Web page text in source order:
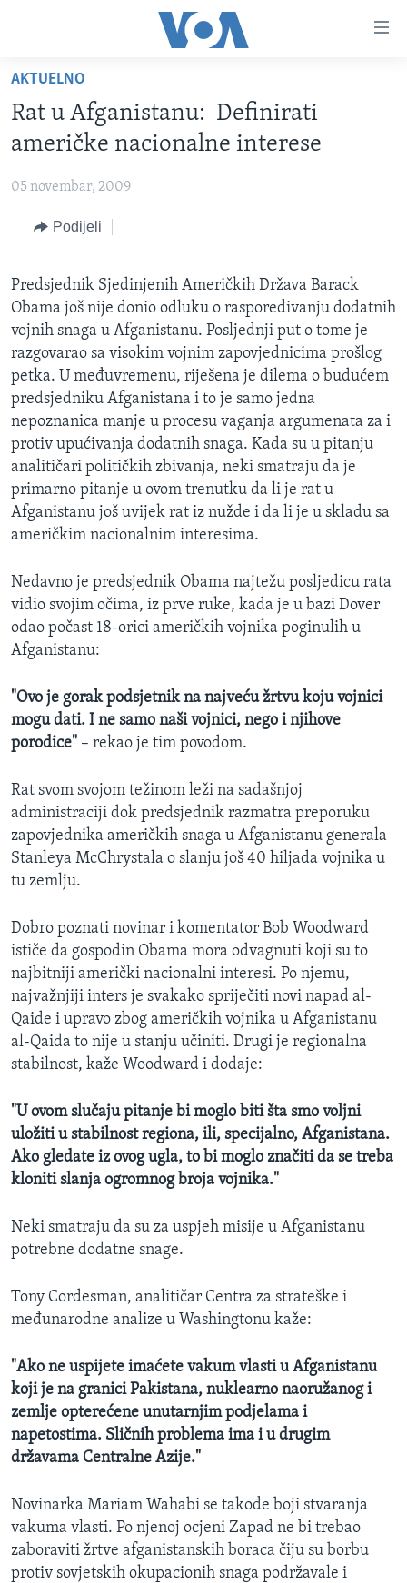
glavni
sadržaj
na
glavnu
TV PROGRAM
VIJESTI
SJEDINJENE AMERIČKE DRŽAVE
SVIJET
NAUKA I TEHNOLOGIJA
KORUPCIJA
SLOBODA MEDIJA
ŽENSKA STRANA
IZBJEGLIČKA STRANA
MAGAZIN
O GLASU AMERIKE
Learning English
Jezici
AKTUELNO
Rat u Afganistanu: Definirati
američke nacionalne interese
05 novembar, 2009
Podijeli
Predsjednik Sjedinjenih Američkih Država Barack
Obama još nije donio odluku o raspoređivanju dodatnih
vojnih snaga u Afganistanu. Posljednji put o tome je
razgovarao sa visokim vojnim zapovjednicima prošlog
petka. U međuvremenu, riješena je dilema o budućem
predsjedniku Afganistana i to je samo jedna
nepoznanica manje u procesu vaganja argumenata za i
protiv upućivanja dodatnih snaga. Kada su u pitanju
analitičari političkih zbivanja, neki smatraju da je
primarno pitanje u ovom trenutku da li je rat u
Afganistanu još uvijek rat iz nužde i da li je u skladu sa
američkim nacionalnim interesima.
Nedavno je predsjednik Obama najtežu posljedicu rata
vidio svojim očima, iz prve ruke, kada je u bazi Dover
odao počast 18-orici američkih vojnika poginulih u
Afganistanu:
"Ovo je gorak podsjetnik na najveću žrtvu koju vojnici
mogu dati. I ne samo naši vojnici, nego i njihove
porodice" – rekao je tim povodom.
Rat svom svojom težinom leži na sadašnjoj
administraciji dok predsjednik razmatra preporuku
zapovjednika američkih snaga u Afganistanu generala
Stanleya McChrystala o slanju još 40 hiljada vojnika u
tu zemlju.
Dobro poznati novinar i komentator Bob Woodward
ističe da gospodin Obama mora odvagnuti koji su to
najbitniji američki nacionalni interesi. Po njemu,
najvažnjiji inters je svakako spriječiti novi napad al-
Qaide i upravo zbog američkih vojnika u Afganistanu
al-Qaida to nije u stanju učiniti. Drugi je regionalna
stabilnost, kaže Woodward i dodaje:
"U ovom slučaju pitanje bi moglo biti šta smo voljni
uložiti u stabilnost regiona, ili, specijalno, Afganistana.
Ako gledate iz ovog ugla, to bi moglo značiti da se treba
kloniti slanja ogromnog broja vojnika."
Neki smatraju da su za uspjeh misije u Afganistanu
potrebne dodatne snage.
Tony Cordesman, analitičar Centra za strateške i
međunarodne analize u Washingtonu kaže:
"Ako ne uspijete imaćete vakum vlasti u Afganistanu
koji je na granici Pakistana, nuklearno naoružanog i
zemlje opterećene unutarnjim podjelama i
napetostima. Sličnih problema ima i u drugim
državama Centralne Azije."
Novinarka Mariam Wahabi se takođe boji stvaranja
vakuma vlasti. Po njenoj ocjeni Zapad ne bi trebao
zaboraviti žrtve afganistanskih boraca čiju su borbu
protiv sovjetskih okupacionih snaga podržavale i